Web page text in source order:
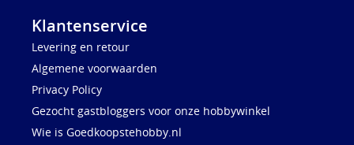
Klantenservice
Levering en retour
Algemene voorwaarden
Privacy Policy
Gezocht gastbloggers voor onze hobbywinkel
Wie is Goedkoopstehobby.nl